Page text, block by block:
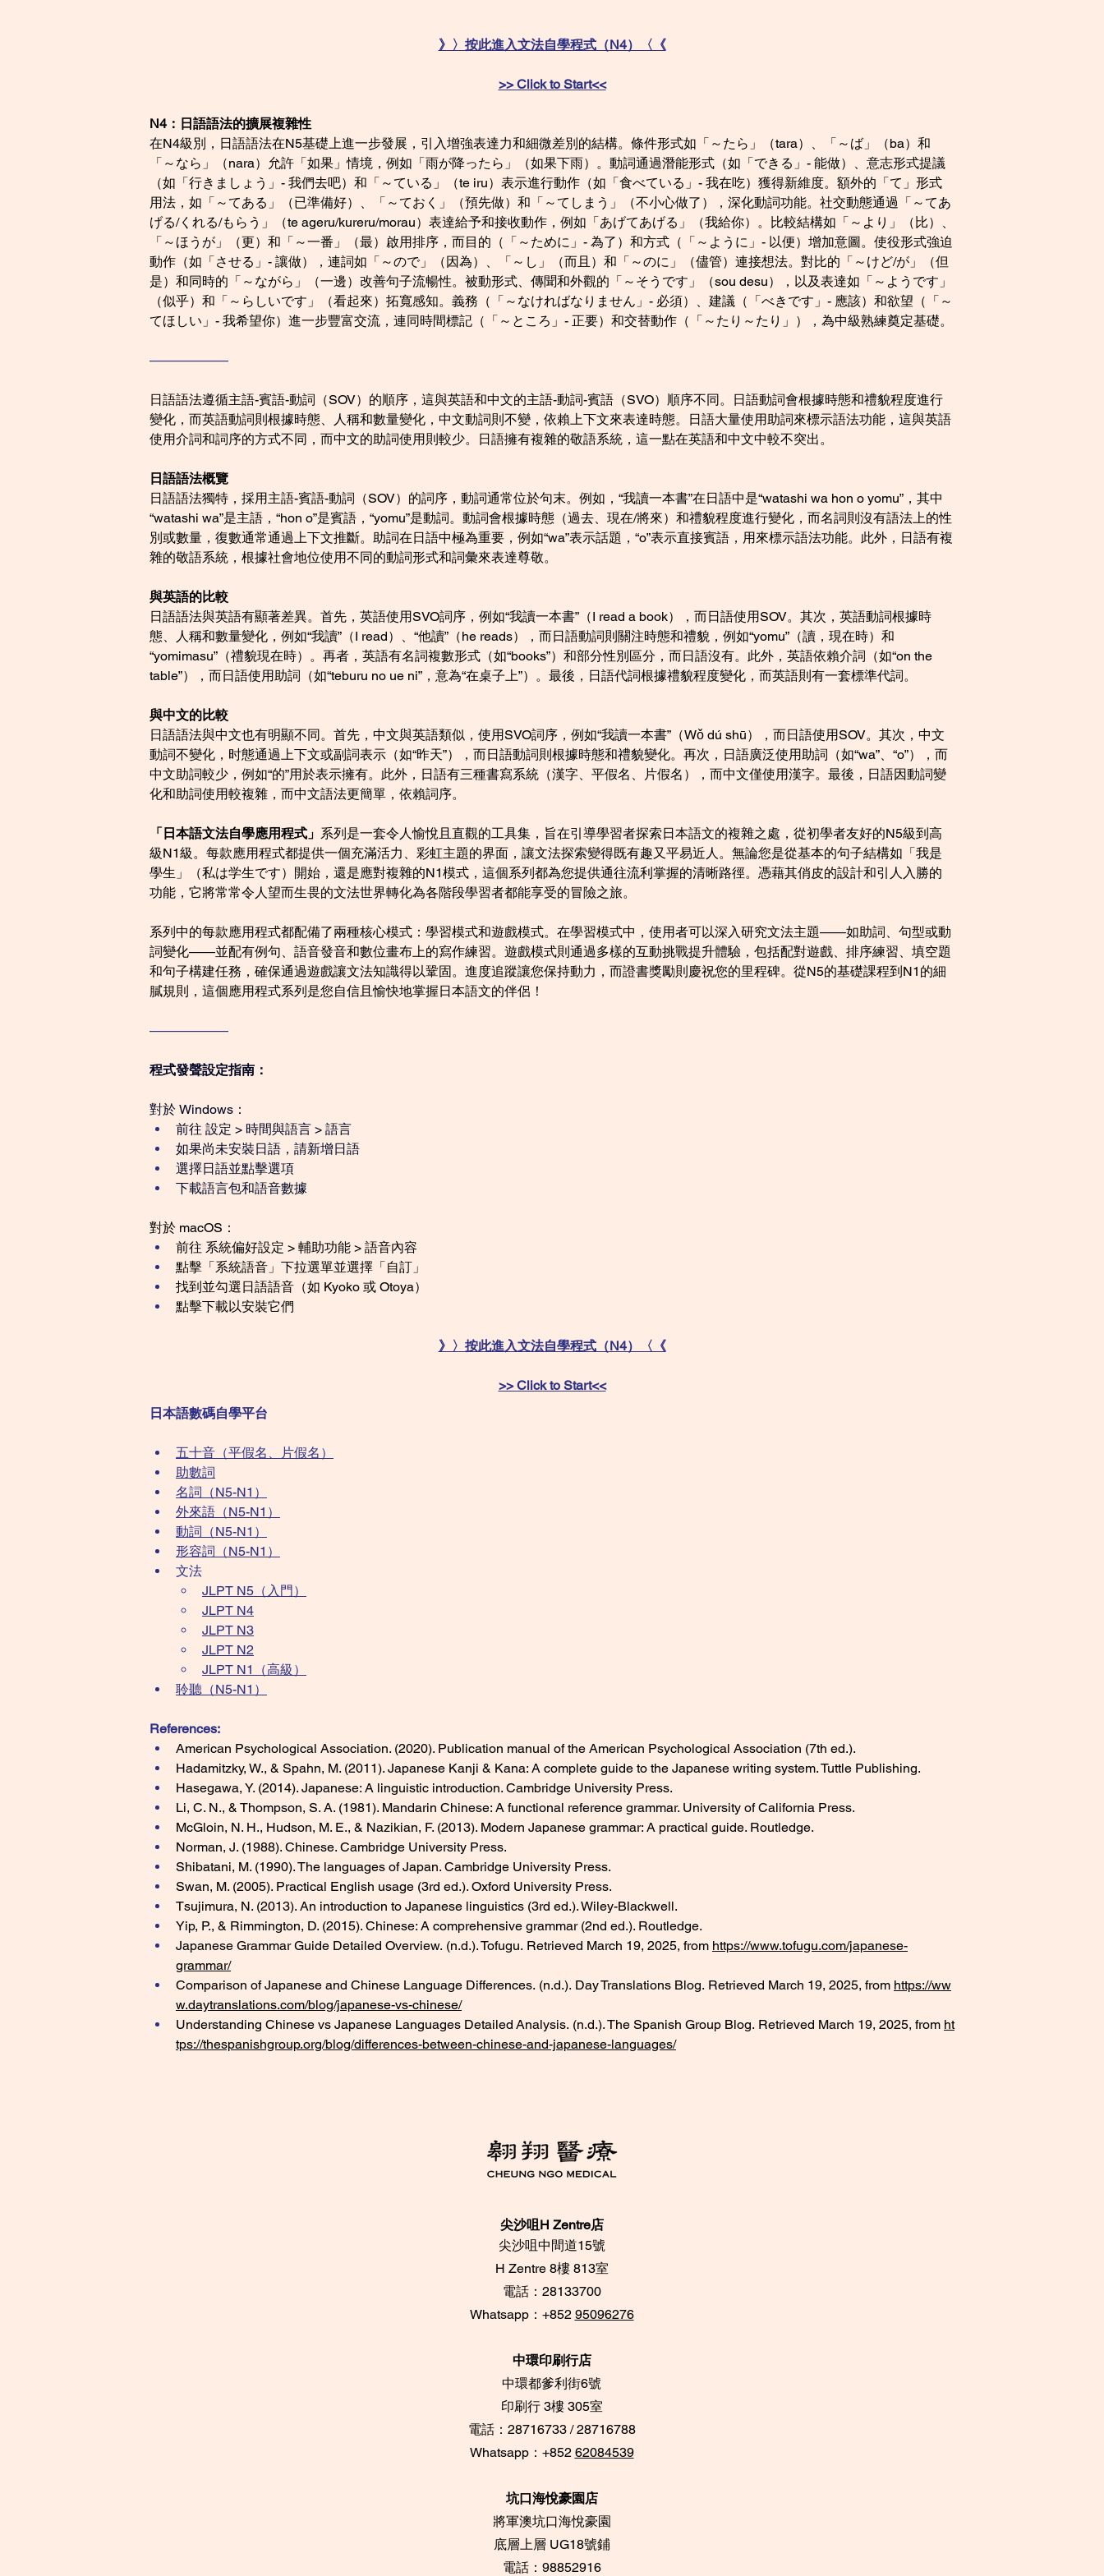
》〉按此進入文法自學程式（N4）〈《
>> Click to Start<<
N4：日語語法的擴展複雜性
在N4級別，日語語法在N5基礎上進一步發展，引入增強表達力和細微差別的結構。條件形式如「～たら」（tara）、「～ば」（ba）和
「～なら」（nara）允許「如果」情境，例如「雨が降ったら」（如果下雨）。動詞通過潛能形式（如「できる」- 能做）、意志形式提議
（如「行きましょう」- 我們去吧）和「～ている」（te iru）表示進行動作（如「食べている」- 我在吃）獲得新維度。額外的「て」形式
用法，如「～てある」（已準備好）、「～ておく」（預先做）和「～てしまう」（不小心做了），深化動詞功能。社交動態通過「～てあ
げる/くれる/もらう」（te ageru/kureru/morau）表達給予和接收動作，例如「あげてあげる」（我給你）。比較結構如「～より」（比）、
「～ほうが」（更）和「～一番」（最）啟用排序，而目的（「～ために」- 為了）和方式（「～ように」- 以便）增加意圖。使役形式強迫
動作（如「させる」- 讓做），連詞如「～ので」（因為）、「～し」（而且）和「～のに」（儘管）連接想法。對比的「～けど/が」（但
是）和同時的「～ながら」（一邊）改善句子流暢性。被動形式、傳聞和外觀的「～そうです」（sou desu），以及表達如「～ようです」
（似乎）和「～らしいです」（看起來）拓寬感知。義務（「～なければなりません」- 必須）、建議（「べきです」- 應該）和欲望（「～
てほしい」- 我希望你）進一步豐富交流，連同時間標記（「～ところ」- 正要）和交替動作（「～たり～たり」），為中級熟練奠定基礎。
——————
日語語法遵循主語-賓語-動詞（SOV）的順序，這與英語和中文的主語-動詞-賓語（SVO）順序不同。日語動詞會根據時態和禮貌程度進行
變化，而英語動詞則根據時態、人稱和數量變化，中文動詞則不變，依賴上下文來表達時態。日語大量使用助詞來標示語法功能，這與英語
使用介詞和詞序的方式不同，而中文的助詞使用則較少。日語擁有複雜的敬語系統，這一點在英語和中文中較不突出。
日語語法概覽
日語語法獨特，採用主語-賓語-動詞（SOV）的詞序，動詞通常位於句末。例如，“我讀一本書”在日語中是“watashi wa hon o yomu”，其中
“watashi wa”是主語，“hon o”是賓語，“yomu”是動詞。動詞會根據時態（過去、現在/將來）和禮貌程度進行變化，而名詞則沒有語法上的性
別或數量，復數通常通過上下文推斷。助詞在日語中極為重要，例如“wa”表示話題，“o”表示直接賓語，用來標示語法功能。此外，日語有複
雜的敬語系統，根據社會地位使用不同的動詞形式和詞彙來表達尊敬。
與英語的比較
日語語法與英語有顯著差異。首先，英語使用SVO詞序，例如“我讀一本書”（I read a book），而日語使用SOV。其次，英語動詞根據時
態、人稱和數量變化，例如“我讀”（I read）、“他讀”（he reads），而日語動詞則關注時態和禮貌，例如“yomu”（讀，現在時）和
“yomimasu”（禮貌現在時）。再者，英語有名詞複數形式（如“books”）和部分性別區分，而日語沒有。此外，英語依賴介詞（如“on the
table”），而日語使用助詞（如“teburu no ue ni”，意為“在桌子上”）。最後，日語代詞根據禮貌程度變化，而英語則有一套標準代詞。
與中文的比較
日語語法與中文也有明顯不同。首先，中文與英語類似，使用SVO詞序，例如“我讀一本書”（Wǒ dú shū），而日語使用SOV。其次，中文
動詞不變化，时態通過上下文或副詞表示（如“昨天”），而日語動詞則根據時態和禮貌變化。再次，日語廣泛使用助詞（如“wa”、“o”），而
中文助詞較少，例如“的”用於表示擁有。此外，日語有三種書寫系統（漢字、平假名、片假名），而中文僅使用漢字。最後，日語因動詞變
化和助詞使用較複雜，而中文語法更簡單，依賴詞序。
「日本語文法自學應用程式」 系列是一套令人愉悅且直觀的工具集，旨在引導學習者探索日本語文的複雜之處，從初學者友好的N5級到高
級N1級。每款應用程式都提供一個充滿活力、彩虹主題的界面，讓文法探索變得既有趣又平易近人。無論您是從基本的句子結構如「我是
學生」（私は学生です）開始，還是應對複雜的N1模式，這個系列都為您提供通往流利掌握的清晰路徑。憑藉其俏皮的設計和引人入勝的
功能，它將常常令人望而生畏的文法世界轉化為各階段學習者都能享受的冒險之旅。
系列中的每款應用程式都配備了兩種核心模式：學習模式和遊戲模式。在學習模式中，使用者可以深入研究文法主題——如助詞、句型或動
詞變化——並配有例句、語音發音和數位畫布上的寫作練習。遊戲模式則通過多樣的互動挑戰提升體驗，包括配對遊戲、排序練習、填空題
和句子構建任務，確保通過遊戲讓文法知識得以鞏固。進度追蹤讓您保持動力，而證書獎勵則慶祝您的里程碑。從N5的基礎課程到N1的細
膩規則，這個應用程式系列是您自信且愉快地掌握日本語文的伴侶！
——————
程式發聲設定指南：
對於 Windows：
前往 設定 > 時間與語言 > 語言
如果尚未安裝日語，請新增日語
選擇日語並點擊選項
下載語言包和語音數據
對於 macOS：
前往 系統偏好設定 > 輔助功能 > 語音內容
點擊「系統語音」下拉選單並選擇「自訂」
找到並勾選日語語音（如 Kyoko 或 Otoya）
點擊下載以安裝它們
》〉按此進入文法自學程式（N4）〈《
>> Click to Start<<
日本語數碼自學平台
五十音（平假名、片假名）​
助數詞
名詞（N5-N1）
外來語（N5-N1）
動詞（N5-N1）
形容詞（N5-N1）
​文法​
JLPT N5​（入門）
JLPT N4
JLPT N3
JLPT N2
JLPT N1（高級）
聆聽（N5-N1）
References:
American Psychological Association. (2020). Publication manual of the American Psychological Association (7th ed.).
Hadamitzky, W., & Spahn, M. (2011). Japanese Kanji & Kana: A complete guide to the Japanese writing system. Tuttle Publishing.
Hasegawa, Y. (2014). Japanese: A linguistic introduction. Cambridge University Press.
Li, C. N., & Thompson, S. A. (1981). Mandarin Chinese: A functional reference grammar. University of California Press.
McGloin, N. H., Hudson, M. E., & Nazikian, F. (2013). Modern Japanese grammar: A practical guide. Routledge.
Norman, J. (1988). Chinese. Cambridge University Press.
Shibatani, M. (1990). The languages of Japan. Cambridge University Press.
Swan, M. (2005). Practical English usage (3rd ed.). Oxford University Press.
Tsujimura, N. (2013). An introduction to Japanese linguistics (3rd ed.). Wiley-Blackwell.
Yip, P., & Rimmington, D. (2015). Chinese: A comprehensive grammar (2nd ed.). Routledge.
Japanese Grammar Guide Detailed Overview. (n.d.). Tofugu. Retrieved March 19, 2025, from https://www.tofugu.com/japanese-
grammar/
Comparison of Japanese and Chinese Language Differences. (n.d.). Day Translations Blog. Retrieved March 19, 2025, from https://ww
w.daytranslations.com/blog/japanese-vs-chinese/
Understanding Chinese vs Japanese Languages Detailed Analysis. (n.d.). The Spanish Group Blog. Retrieved March 19, 2025, from ht
tps://thespanishgroup.org/blog/differences-between-chinese-and-japanese-languages/
尖沙咀H Zentre店
尖沙咀中間道15號
​H Zentre 8樓 813室
電話：28133700
​Whatsapp：+852 95096276
中環印刷行店
中環都爹利街6號
​印刷行 3樓 305室
電話：28716733 / 28716788
Whatsapp：+852 62084539
坑口海悅豪園店
將軍澳坑口海悅豪園
底層上層 UG18號鋪
​電話：98852916